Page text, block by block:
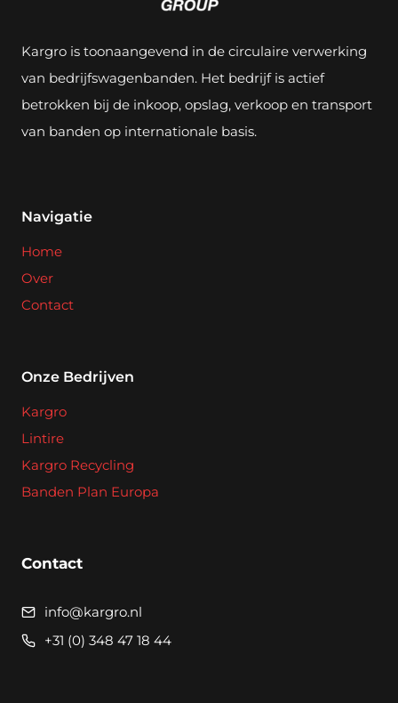
Kargro is toonaangevend in de circulaire verwerking
van bedrijfswagenbanden. Het bedrijf is actief
betrokken bij de inkoop, opslag, verkoop en transport
van banden op internationale basis.
Navigatie
Home
Over
Contact
Onze Bedrijven
Kargro
Lintire
Kargro Recycling
Banden Plan Europa
Contact
info@kargro.nl
+31 (0) 348 47 18 44